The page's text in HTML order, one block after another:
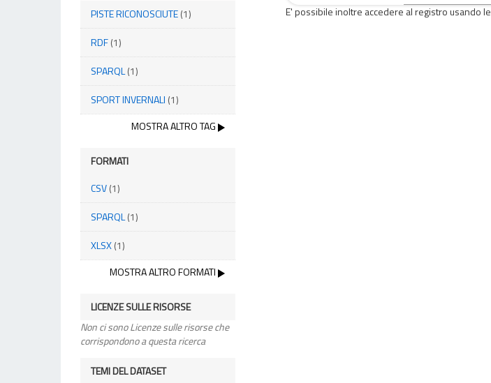
PISTE RICONOSCIUTE(1)
RDF(1)
SPARQL(1)
SPORT INVERNALI (1)
MOSTRA ALTRO TAG
FORMATI
CSV(1)
SPARQL(1)
XLSX(1)
MOSTRA ALTRO FORMATI
LICENZE SULLE RISORSE
Non ci sono Licenze sulle risorse che
corrispondono a questa ricerca
TEMI DEL DATASET
E' possibile inoltre accedere al registro usando le